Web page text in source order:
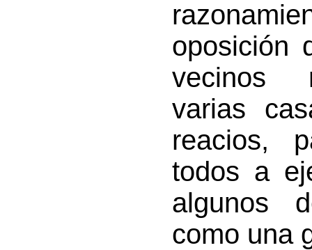
oposición
vecinos
varias
reacios,
todos a
algunos
como una